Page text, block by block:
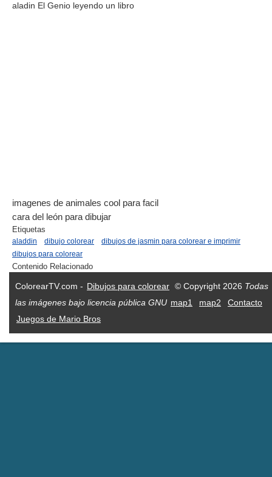
aladin El Genio leyendo un libro
imagenes de animales cool para facil
cara del león para dibujar
Etiquetas
aladdin dibujo colorear
dibujos de jasmin para colorear e imprimir
dibujos para colorear
Contenido Relacionado
ColorearTV.com - Dibujos para colorear © Copyright 2026 Todas
las imágenes bajo licencia pública GNU map1 map2
Contacto
Juegos de Mario Bros